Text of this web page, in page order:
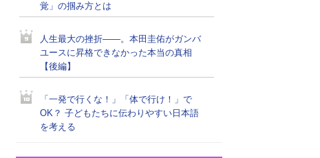
覚」の掴み方とは
人生最大の挫折――。本田圭佑がガンバ
ユースに昇格できなかった本当の真相
【後編】
「一発で行くな！」「体で行け！」で
OK？ 子どもたちに伝わりやすい日本語
を考える